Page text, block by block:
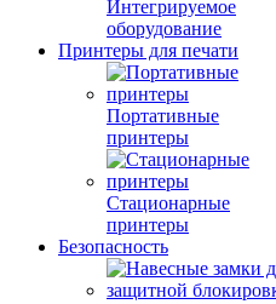
Интегрируемое
оборудование
Принтеры для печати
Портативные
принтеры
Стационарные
принтеры
Безопасность